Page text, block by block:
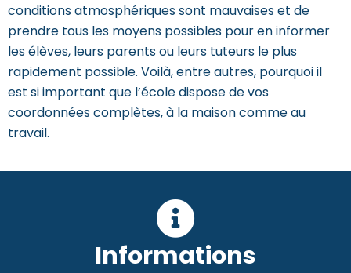
conditions atmosphériques sont mauvaises et de
prendre tous les moyens possibles pour en informer
les élèves, leurs parents ou leurs tuteurs le plus
rapidement possible. Voilà, entre autres, pourquoi il
est si important que l’école dispose de vos
coordonnées complètes, à la maison comme au
travail.
Informations